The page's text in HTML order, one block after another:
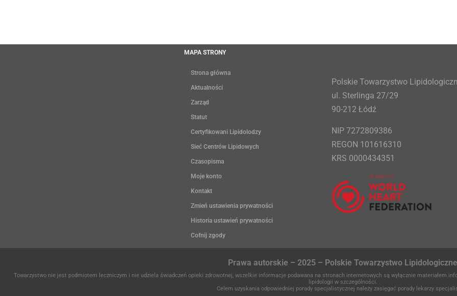
MAPA STRONY
Strona główna
Aktualności
Zarząd
Statut
Certyfikowani Lipidolodzy
Sieć Centrów Lipidowych
Czasopisma
Moje konto
Kontakt
Zmień ustawienia prywatności
Historia ustawień prywatności
Cofnij zgody
Polskie Towarzystwo
ul. Sterlinga 27/29
90-212 Łódź
NIP 7272809386
REGON 101616310
KRS 0000434351
Prawa autorskie – 2025 – Polskie Towarzystwo Lipidologiczne
Towarzystwo nie jest podmiotem leczniczym i nie udziela świadczeń opieki zdrowotnej, wszelkie informacje podawana na stronach internetowych są wyłącznie materiałem
lipidologii w szczególności.
Celem uzyskania odpowiedniej porady specjalistycznej należy zasięgać porady lekarzy